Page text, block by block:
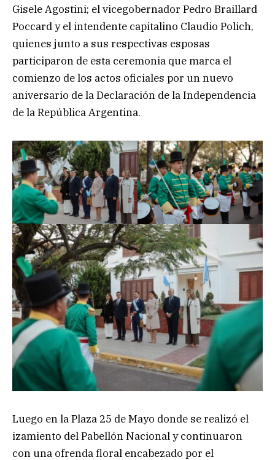
Gisele Agostini; el vicegobernador Pedro Braillard
Poccard y el intendente capitalino Claudio Polich,
quienes junto a sus respectivas esposas
participaron de esta ceremonia que marca el
comienzo de los actos oficiales por un nuevo
aniversario de la Declaración de la Independencia
de la República Argentina.
Luego en la Plaza 25 de Mayo donde se realizó el
izamiento del Pabellón Nacional y continuaron
con una ofrenda floral encabezado por el